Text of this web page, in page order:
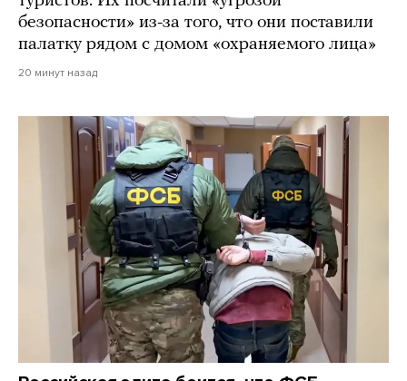
безопасности» из-за того, что они поставили
палатку рядом с домом «охраняемого лица»
20 минут назад